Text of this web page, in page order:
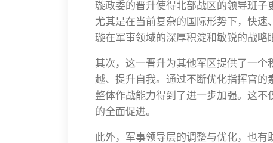
璇政委的晋升使得北部战区的领导班子
尤其是在当前复杂的国际形势下，快
璇在军事领域的深厚积淀和敏锐的战略
其次，这一晋升为其他军区提供了一
越、提升自我。通过不断优化指挥官
整体作战能力得到了进一步加强。这
的全面促进。
此外，军事领导层的调整与优化，也